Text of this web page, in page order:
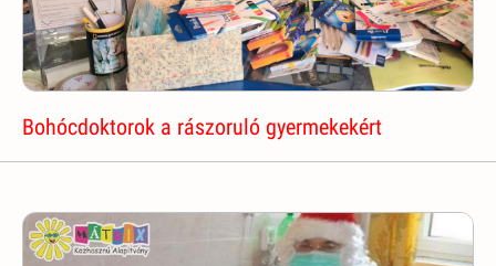
Bohócdoktorok a rászoruló gyermekekért